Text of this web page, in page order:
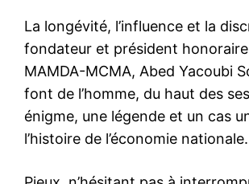
La longévité, l’influence et la
fondateur et président
MAMDA-MCMA, Abed Yacoubi
font de l’homme, du haut des
énigme, une légende et un cas
l’histoire de l’économie nationale.